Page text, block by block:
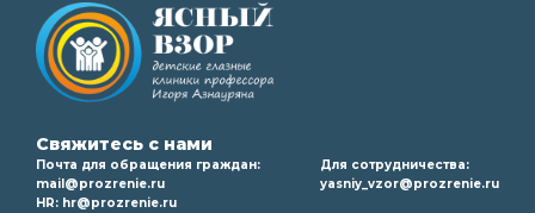
Свяжитесь с нами
Почта для обращения граждан:
mail@prozrenie.ru
HR: hr@prozrenie.ru
Для сотрудничества:
yasniy_vzor@prozrenie.ru